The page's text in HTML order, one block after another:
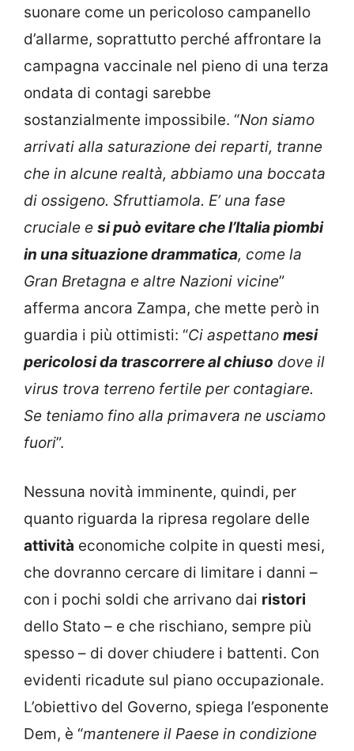
suonare come un pericoloso campanello
d’allarme, soprattutto perché affrontare la
campagna vaccinale nel pieno di una terza
ondata di contagi sarebbe
sostanzialmente impossibile. “Non siamo
arrivati alla saturazione dei reparti, tranne
che in alcune realtà, abbiamo una boccata
di ossigeno. Sfruttiamola. E’ una fase
cruciale e si può evitare che l’Italia piombi
in una situazione drammatica, come la
Gran Bretagna e altre Nazioni vicine”
afferma ancora Zampa, che mette però in
guardia i più ottimisti: “Ci aspettano mesi
pericolosi da trascorrere al chiuso dove il
virus trova terreno fertile per contagiare.
Se teniamo fino alla primavera ne usciamo
fuori”.
Nessuna novità imminente, quindi, per
quanto riguarda la ripresa regolare delle
attività economiche colpite in questi mesi,
che dovranno cercare di limitare i danni –
con i pochi soldi che arrivano dai ristori
dello Stato – e che rischiano, sempre più
spesso – di dover chiudere i battenti. Con
evidenti ricadute sul piano occupazionale.
L’obiettivo del Governo, spiega l’esponente
Dem, è “mantenere il Paese in condizione